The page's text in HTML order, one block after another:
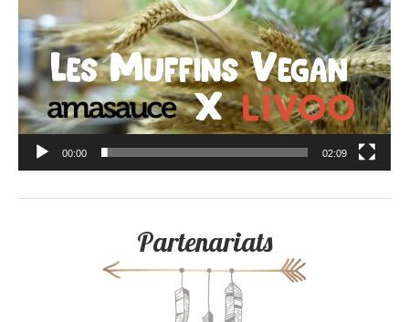
00:00 02:09
Partenariats